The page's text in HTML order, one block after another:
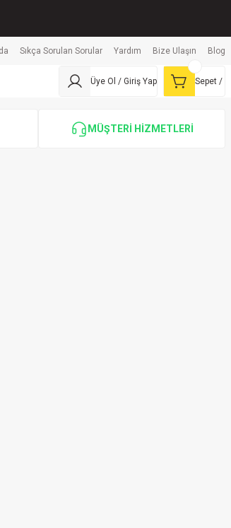
Sıkça Sorulan Sorular Yardım Bize Ulaşın Blog
Üye Ol / Giriş Yap Sepet /
MÜŞTERİ HİZMETLERİ